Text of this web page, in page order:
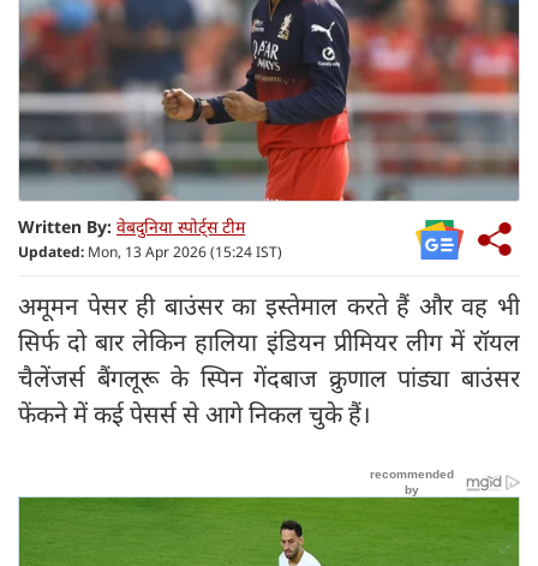
Written By: वेबदुनिया स्पोर्ट्स टीम
Updated: Mon, 13 Apr 2026 (15:24 IST)
अमूमन पेसर ही बाउंसर का इस्तेमाल करते हैं और वह भी
सिर्फ दो बार लेकिन हालिया इंडियन प्रीमियर लीग में रॉयल
चैलेंजर्स बैंगलूरू के स्पिन गेंदबाज क्रुणाल पांड्या बाउंसर
फेंकने में कई पेसर्स से आगे निकल चुके हैं।